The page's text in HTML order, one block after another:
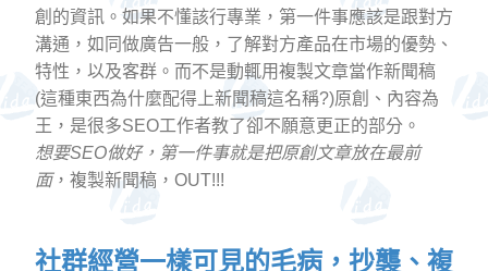
創的資訊。如果不懂該行專業，第一件事應該是跟對方
溝通，如同做廣告一般，了解對方產品在市場的優勢、
特性，以及客群。而不是動輒用複製文章當作新聞稿
(這種東西為什麼配得上新聞稿這名稱?)原創、內容為
王，是很多SEO工作者教了卻不願意更正的部分。
想要SEO做好，第一件事就是把原創文章放在最前
面，複製新聞稿，OUT!!!
社群經營一樣可見的毛病，抄襲、複